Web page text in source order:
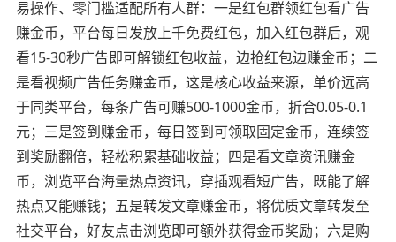
易操作、零门槛适配所有人群：一是红包群领红包看广告
赚金币，平台每日发放上千免费红包，加入红包群后，观
看15-30秒广告即可解锁红包收益，边抢红包边赚金币；二
是看视频广告任务赚金币，这是核心收益来源，单价远高
于同类平台，每条广告可赚500-1000金币，折合0.05-0.1
元；三是签到赚金币，每日签到可领取固定金币，连续签
到奖励翻倍，轻松积累基础收益；四是看文章资讯赚金
币，浏览平台海量热点资讯，穿插观看短广告，既能了解
热点又能赚钱；五是转发文章赚金币，将优质文章转发至
社交平台，好友点击浏览即可额外获得金币奖励；六是购